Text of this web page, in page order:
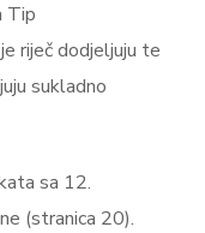
Tip
riječ dodjeljuju te
sukladno
sa 12.
(stranica 20).